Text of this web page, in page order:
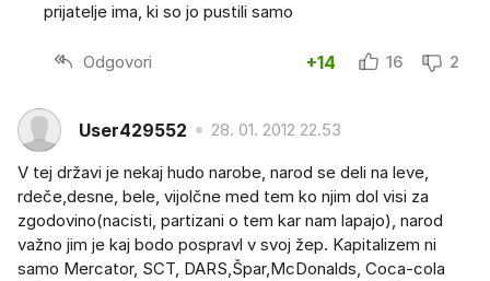
prijatelje ima, ki so jo pustili samo
Odgovori +14 16 2
User429552 28. 01. 2012 22.53
V tej državi je nekaj hudo narobe, narod se deli na leve,
rdeče,desne, bele, vijolčne med tem ko njim dol visi za
zgodovino(nacisti, partizani o tem kar nam lapajo), narod
važno jim je kaj bodo pospravl v svoj žep. Kapitalizem ni
samo Mercator, SCT, DARS,Špar,McDonalds, Coca-cola